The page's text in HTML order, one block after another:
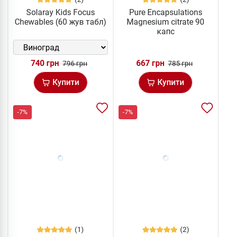
Solaray Kids Focus
Chewables (60 жув табл)
740 грн 796 грн
Купити
Pure Encapsulations
Magnesium citrate 90
капс
667 грн 785 грн
Купити
-7%
(1)
-7%
(2)